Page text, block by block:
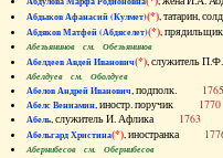
Абдыков Афанасий (Кулмет)(*), татарин,
Абдяков Матфей (Абдяселет)(*),
Абезьянинов см. Обезьянинов
Абелдеев Авдей Иванович(*), служитель
Абелдуев см. Оболдуев
Абелов Андрей Иванович, подполк.
Абелс Вениамин, иностр. поручик 1770
Абель, служитель И. Афлика 1763
Абельгард Христина(*), иностранка
Абернибесов см. Обернибесов